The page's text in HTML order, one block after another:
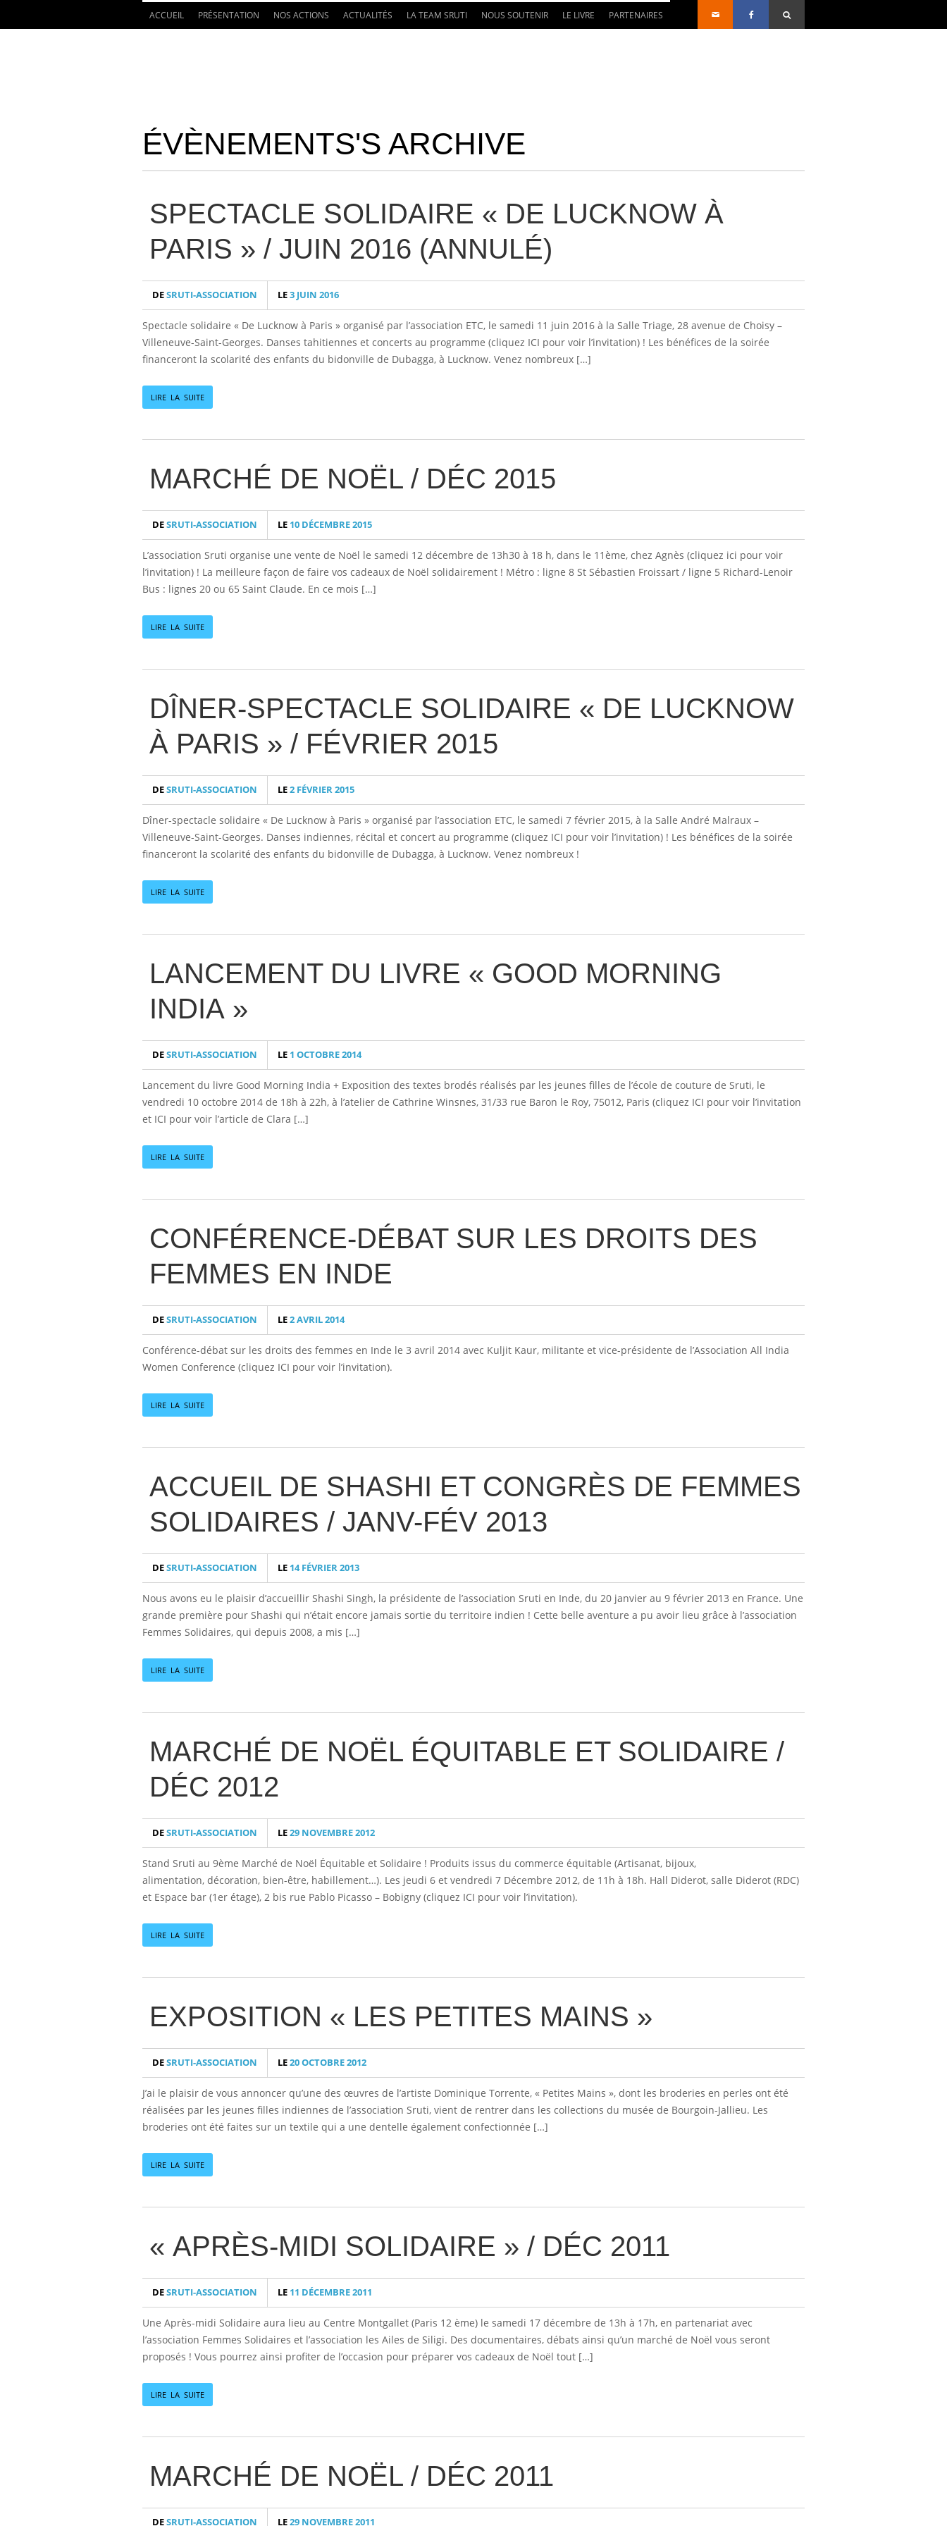
ACCUEIL PRÉSENTATION NOS ACTIONS ACTUALITÉS LA TEAM SRUTI NOUS SOUTENIR LE LIVRE PARTENAIRES
ÉVÈNEMENTS'S ARCHIVE
SPECTACLE SOLIDAIRE « DE LUCKNOW À
PARIS » / JUIN 2016 (ANNULÉ)
DESRUTI-ASSOCIATION LE3 JUIN 2016
Spectacle solidaire « De Lucknow à Paris » organisé par l’association ETC, le samedi 11 juin 2016 à la Salle Triage, 28 avenue de Choisy –
Villeneuve-Saint-Georges. Danses tahitiennes et concerts au programme (cliquez ICI pour voir l’invitation) ! Les bénéfices de la soirée
financeront la scolarité des enfants du bidonville de Dubagga, à Lucknow. Venez nombreux […]
LIRE LA SUITE
MARCHÉ DE NOËL / DÉC 2015
DESRUTI-ASSOCIATION LE 10 DÉCEMBRE 2015
L’association Sruti organise une vente de Noël le samedi 12 décembre de 13h30 à 18 h, dans le 11ème, chez Agnès (cliquez ici pour voir
l’invitation) ! La meilleure façon de faire vos cadeaux de Noël solidairement ! Métro : ligne 8 St Sébastien Froissart / ligne 5 Richard-Lenoir
Bus : lignes 20 ou 65 Saint Claude. En ce mois […]
LIRE LA SUITE
DÎNER-SPECTACLE SOLIDAIRE « DE LUCKNOW
À PARIS » / FÉVRIER 2015
DESRUTI-ASSOCIATION LE2 FÉVRIER 2015
Dîner-spectacle solidaire « De Lucknow à Paris » organisé par l’association ETC, le samedi 7 février 2015, à la Salle André Malraux –
Villeneuve-Saint-Georges. Danses indiennes, récital et concert au programme (cliquez ICI pour voir l’invitation) ! Les bénéfices de la soirée
financeront la scolarité des enfants du bidonville de Dubagga, à Lucknow. Venez nombreux !
LIRE LA SUITE
LANCEMENT DU LIVRE « GOOD MORNING
INDIA »
DESRUTI-ASSOCIATION LE 1 OCTOBRE 2014
Lancement du livre Good Morning India + Exposition des textes brodés réalisés par les jeunes filles de l’école de couture de Sruti, le
vendredi 10 octobre 2014 de 18h à 22h, à l’atelier de Cathrine Winsnes, 31/33 rue Baron le Roy, 75012, Paris (cliquez ICI pour voir l’invitation
et ICI pour voir l’article de Clara […]
LIRE LA SUITE
CONFÉRENCE-DÉBAT SUR LES DROITS DES
FEMMES EN INDE
DESRUTI-ASSOCIATION LE2 AVRIL 2014
Conférence-débat sur les droits des femmes en Inde le 3 avril 2014 avec Kuljit Kaur, militante et vice-présidente de l’Association All India
Women Conference (cliquez ICI pour voir l’invitation).
LIRE LA SUITE
ACCUEIL DE SHASHI ET CONGRÈS DE FEMMES
SOLIDAIRES / JANV-FÉV 2013
DESRUTI-ASSOCIATION LE 14 FÉVRIER 2013
Nous avons eu le plaisir d’accueillir Shashi Singh, la présidente de l’association Sruti en Inde, du 20 janvier au 9 février 2013 en France. Une
grande première pour Shashi qui n’était encore jamais sortie du territoire indien ! Cette belle aventure a pu avoir lieu grâce à l’association
Femmes Solidaires, qui depuis 2008, a mis […]
LIRE LA SUITE
MARCHÉ DE NOËL ÉQUITABLE ET SOLIDAIRE /
DÉC 2012
DESRUTI-ASSOCIATION LE29 NOVEMBRE 2012
Stand Sruti au 9ème Marché de Noël Équitable et Solidaire ! Produits issus du commerce équitable (Artisanat, bijoux,
alimentation, décoration, bien-être, habillement…). Les jeudi 6 et vendredi 7 Décembre 2012, de 11h à 18h. Hall Diderot, salle Diderot (RDC)
et Espace bar (1er étage), 2 bis rue Pablo Picasso – Bobigny (cliquez ICI pour voir l’invitation).
LIRE LA SUITE
EXPOSITION « LES PETITES MAINS »
DESRUTI-ASSOCIATION LE20 OCTOBRE 2012
J’ai le plaisir de vous annoncer qu’une des œuvres de l’artiste Dominique Torrente, « Petites Mains », dont les broderies en perles ont été
réalisées par les jeunes filles indiennes de l’association Sruti, vient de rentrer dans les collections du musée de Bourgoin-Jallieu. Les
broderies ont été faites sur un textile qui a une dentelle également confectionnée […]
LIRE LA SUITE
« APRÈS-MIDI SOLIDAIRE » / DÉC 2011
DESRUTI-ASSOCIATION LE 11 DÉCEMBRE 2011
Une Après-midi Solidaire aura lieu au Centre Montgallet (Paris 12 ème) le samedi 17 décembre de 13h à 17h, en partenariat avec
l’association Femmes Solidaires et l’association les Ailes de Siligi. Des documentaires, débats ainsi qu’un marché de Noël vous seront
proposés ! Vous pourrez ainsi profiter de l’occasion pour préparer vos cadeaux de Noël tout […]
LIRE LA SUITE
MARCHÉ DE NOËL / DÉC 2011
DESRUTI-ASSOCIATION LE29 NOVEMBRE 2011